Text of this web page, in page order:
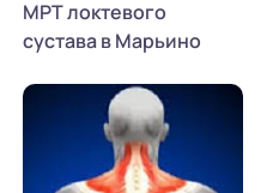
МРТ локтевого
сустава в Марьино